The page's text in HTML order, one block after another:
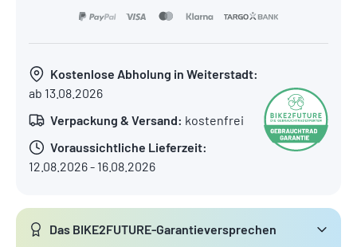
Kostenlose Abholung in Weiterstadt:
ab 13.08.2026
Verpackung & Versand: kostenfrei
Voraussichtliche Lieferzeit:
12.08.2026 - 16.08.2026
Das BIKE2FUTURE-Garantieversprechen